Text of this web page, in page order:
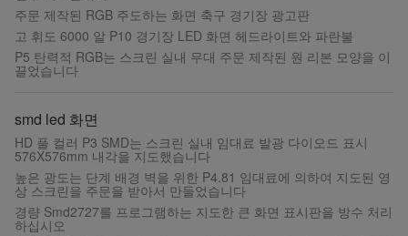
주문 제작된 RGB 주도하는 화면 축구 경기장 광고판
고 휘도 6000 알 P10 경기장 LED 화면 헤드라이트와 파란불
P5 탄력적 RGB는 스크린 실내 무대 주문 제작된 원 리본 모양을 이
끌었습니다
smd led 화면
HD 풀 컬러 P3 SMD는 스크린 실내 임대료 발광 다이오드 표시
576X576mm 내각을 지도했습니다
높은 광도는 단계 배경 벽을 위한 P4.81 임대료에 의하여 지도된 영
상 스크린을 주문을 받아서 만들었습니다
경량 Smd2727를 프로그램하는 지도한 큰 화면 표시판을 방수 처리
하십시오